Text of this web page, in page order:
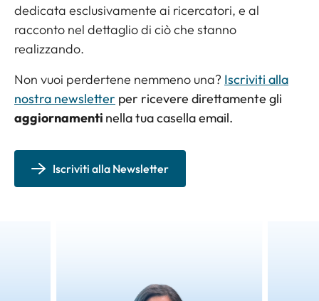
dedicata esclusivamente ai ricercatori, e al
racconto nel dettaglio di ciò che stanno
realizzando.
Non vuoi perdertene nemmeno una? Iscriviti alla
nostra newsletter per ricevere direttamente gli
aggiornamenti nella tua casella email.
Iscriviti alla Newsletter